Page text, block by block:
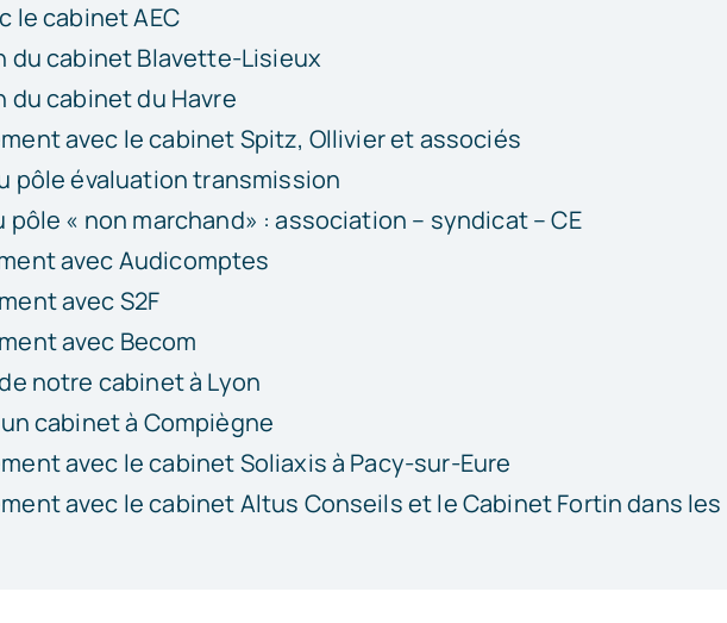
le cabinet AEC
du cabinet Blavette-Lisieux
du cabinet du Havre
avec le cabinet Spitz, Ollivier et associés
pôle évaluation transmission
pôle « non marchand» : association – syndicat – CE
avec Audicomptes
avec S2F
avec Becom
notre cabinet à Lyon
cabinet à Compiègne
avec le cabinet Soliaxis à Pacy-sur-Eure
avec le cabinet Altus Conseils et le Cabinet Fortin dans les